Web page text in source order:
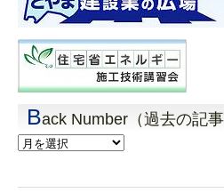
Back Number（過去の記事
Back
Number（過